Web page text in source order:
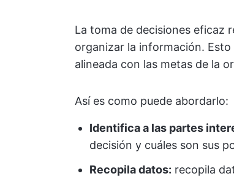
La toma de decisiones eficaz
organizar la información.
alineada con las metas de la
Así es como puede abordarlo:
Identifica a las partes
decisión y cuáles son sus
Recopila datos: recopila